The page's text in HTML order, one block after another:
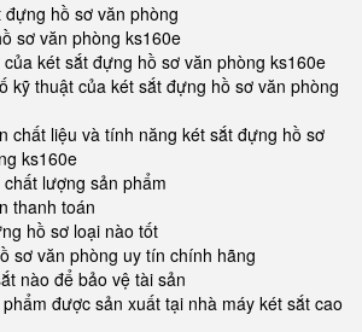
đựng hồ sơ văn phòng
sơ văn phòng ks160e
két sắt đựng hồ sơ văn phòng ks160e
kỹ thuật của két sắt đựng hồ sơ văn phòng
chất liệu và tính năng két sắt đựng hồ sơ
ks160e
lượng sản phẩm
thanh toán
hồ sơ loại nào tốt
sơ văn phòng uy tín chính hãng
nào để bảo vệ tài sản
được sản xuất tại nhà máy két sắt cao